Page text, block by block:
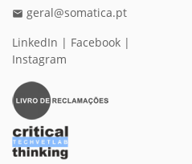
email geral@somatica.pt
LinkedIn | Facebook |
Instagram